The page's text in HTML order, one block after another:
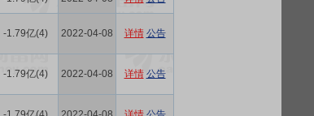
-1.79亿(4) 2022-04-08 详情 公告
-1.79亿(4) 2022-04-08 详情 公告